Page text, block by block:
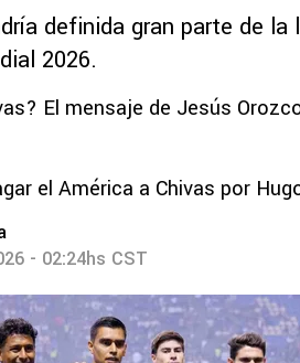
definida gran parte de
2026.
El mensaje de Jesús
el América a Chivas por
- 02:24hs CST